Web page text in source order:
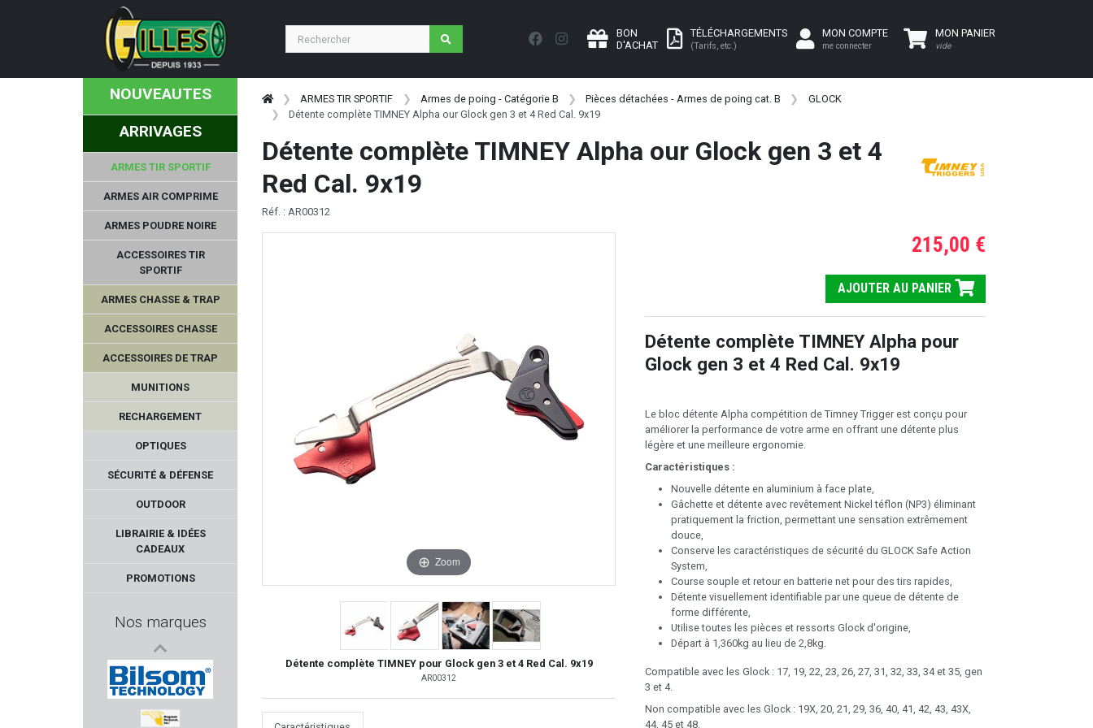
BON
D'ACHAT
TÉLÉCHARGEMENTS
(Tarifs, etc.)
MON COMPTE
me connecter
MON PANIER
vide
NOUVEAUTES
ARRIVAGES
ARMES TIR SPORTIF
ARMES AIR COMPRIME
ARMES POUDRE NOIRE
ACCESSOIRES TIR
SPORTIF
ARMES CHASSE & TRAP
ACCESSOIRES CHASSE
ACCESSOIRES DE TRAP
MUNITIONS
RECHARGEMENT
OPTIQUES
SÉCURITÉ & DÉFENSE
OUTDOOR
LIBRAIRIE & IDÉES
CADEAUX
PROMOTIONS
Nos marques
DAVIDE PEDERSOLI & C.
BILSOM TECHNOLOGY
ARMES TIR SPORTIF Armes de poing - Catégorie B Pièces détachées - Armes de poing cat. B
GLOCK
Détente complète TIMNEY Alpha our Glock gen 3 et 4 Red Cal. 9x19
Détente complète TIMNEY Alpha our Glock gen 3 et 4
Red Cal. 9x19
Réf. : AR00312
Zoom
Détente complète TIMNEY pour Glock gen 3 et 4 Red Cal. 9x19
AR00312
215,00 €
AJOUTER AU PANIER
Détente complète TIMNEY Alpha pour
Glock gen 3 et 4 Red Cal. 9x19
Le bloc détente Alpha compétition de Timney Trigger est conçu pour
améliorer la performance de votre arme en offrant une détente plus
légère et une meilleure ergonomie.
Caractéristiques :
Nouvelle détente en aluminium à face plate,
Gâchette et détente avec revêtement Nickel téflon (NP3) éliminant
pratiquement la friction, permettant une sensation extrêmement
douce,
Conserve les caractéristiques de sécurité du GLOCK Safe Action
System,
Course souple et retour en batterie net pour des tirs rapides,
Détente visuellement identifiable par une queue de détente de
forme différente,
Utilise toutes les pièces et ressorts Glock d'origine,
Départ à 1,360kg au lieu de 2,8kg.
Compatible avec les Glock : 17, 19, 22, 23, 26, 27, 31, 32, 33, 34 et 35, gen
3 et 4.
Non compatible avec les Glock : 19X, 20, 21, 29, 36, 40, 41, 42, 43, 43X,
44, 45 et 48.